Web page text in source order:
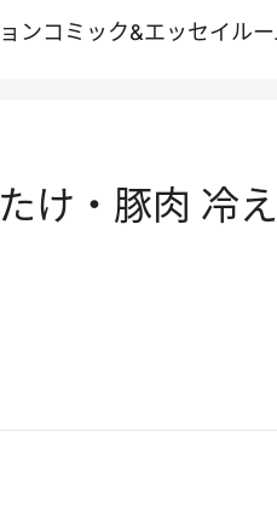
ンコミック&エッセイル
け・豚肉 冷